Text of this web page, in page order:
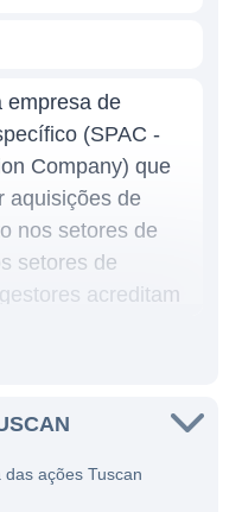
empresa de
(SPAC -
Company) que
aquisições de
nos setores de
setores de
acreditam
Este modelo
levantar
de uma ou
apelo das
aos investidores
ações Tuscan